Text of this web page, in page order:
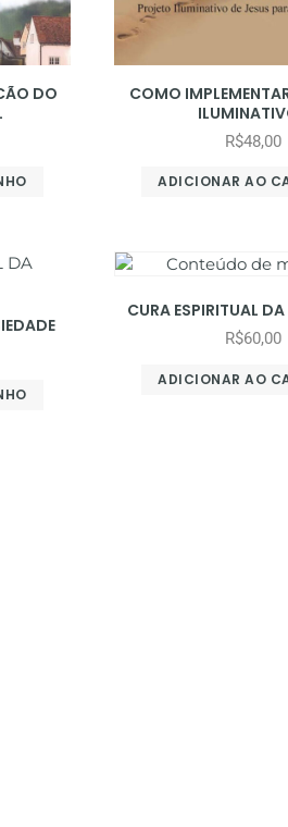
DO
COMO
R$48,00
ADICIONAR AO
CURA ESPIRITUAL
R$60,00
ADICIONAR AO